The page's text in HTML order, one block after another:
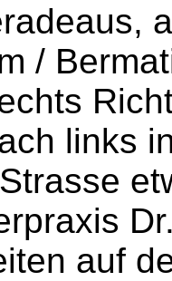
/
links
auf